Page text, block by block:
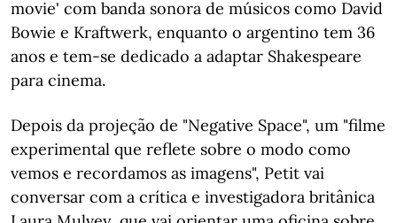
movie' com banda sonora de músicos como David
Bowie e Kraftwerk, enquanto o argentino tem 36
anos e tem-se dedicado a adaptar Shakespeare
para cinema.
Depois da projeção de "Negative Space", um "filme
experimental que reflete sobre o modo como
vemos e recordamos as imagens", Petit vai
conversar com a crítica e investigadora britânica